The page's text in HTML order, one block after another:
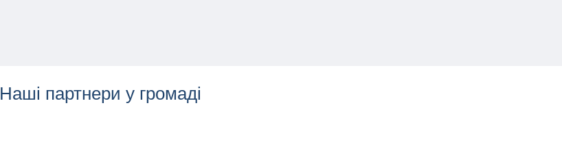
Наші партнери у громаді